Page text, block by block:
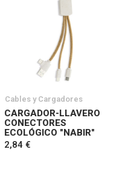
Cables y Cargadores
CARGADOR-LLAVERO
CONECTORES
ECOLÓGICO "NABIR"
2,84 €